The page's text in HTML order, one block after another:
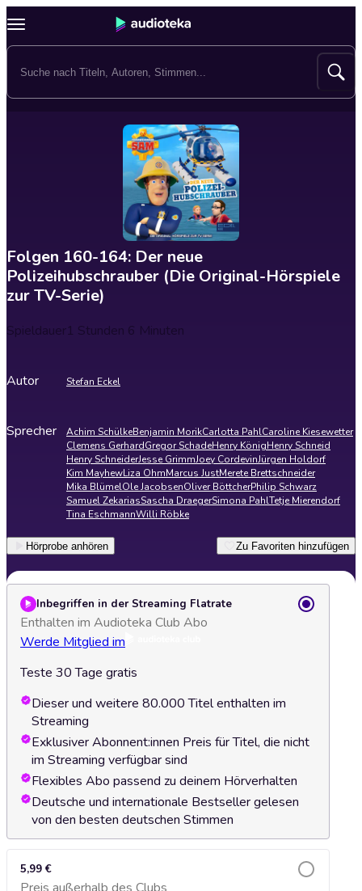
Folgen 160-164: Der neue
Polizeihubschrauber (Die Original-Hörspiele
zur TV-Serie)
Spieldauer1 Stunden 6 Minuten
Autor Stefan Eckel
Sprecher Achim SchülkeBenjamin MorikCarlotta PahlCaroline Kiesewetter
Clemens GerhardGregor SchadeHenry KönigHenry Schneid
Henry SchneiderJesse GrimmJoey CordevinJürgen Holdorf
Kim MayhewLiza OhmMarcus JustMerete Brettschneider
Mika BlümelOle JacobsenOliver BöttcherPhilip Schwarz
Samuel ZekariasSascha DraegerSimona PahlTetje Mierendorf
Tina EschmannWilli Röbke
Hörprobe anhören Zu Favoriten hinzufügen
Inbegriffen in der Streaming Flatrate
Enthalten im Audioteka Club Abo
Werde Mitglied im
Teste 30 Tage gratis
Dieser und weitere 80.000 Titel enthalten im
Streaming
Exklusiver Abonnent:innen Preis für Titel, die nicht
im Streaming verfügbar sind
Flexibles Abo passend zu deinem Hörverhalten
Deutsche und internationale Bestseller gelesen
von den besten deutschen Stimmen
5,99 €